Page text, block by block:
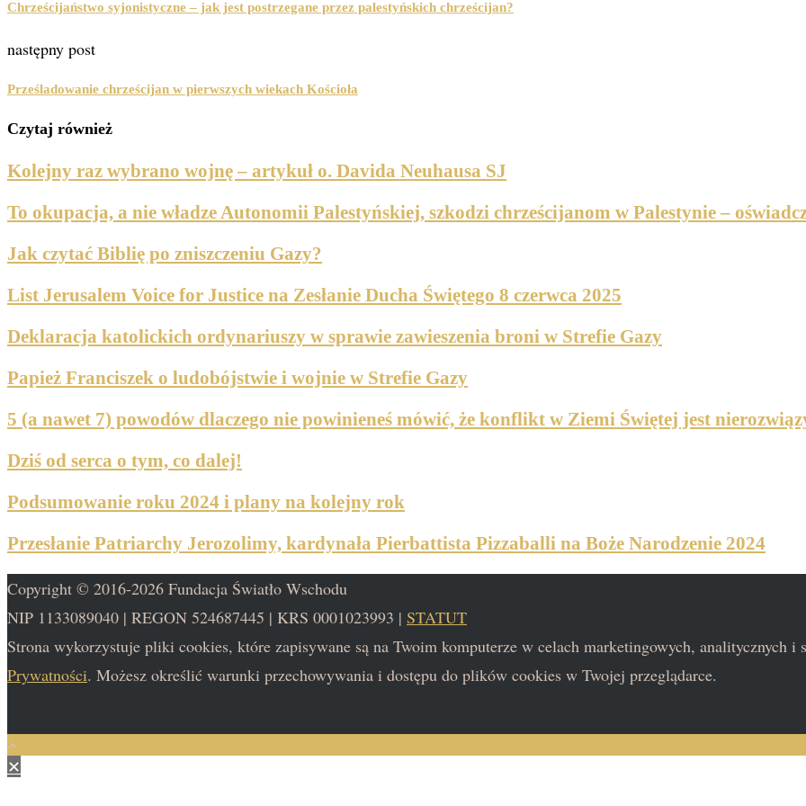
Chrześcijaństwo syjonistyczne – jak jest postrzegane przez palestyńskich chrześcijan?
następny post
Prześladowanie chrześcijan w pierwszych wiekach Kościoła
Czytaj również
Kolejny raz wybrano wojnę – artykuł o. Davida Neuhausa SJ
To okupacja, a nie władze Autonomii Palestyńskiej, szkodzi chrześcijanom w Palestynie –
Jak czytać Biblię po zniszczeniu Gazy?
List Jerusalem Voice for Justice na Zesłanie Ducha Świętego 8 czerwca 2025
Deklaracja katolickich ordynariuszy w sprawie zawieszenia broni w Strefie Gazy
Papież Franciszek o ludobójstwie i wojnie w Strefie Gazy
5 (a nawet 7) powodów dlaczego nie powinieneś mówić, że konflikt w Ziemi Świętej jest
Dziś od serca o tym, co dalej!
Podsumowanie roku 2024 i plany na kolejny rok
Przesłanie Patriarchy Jerozolimy, kardynała Pierbattista Pizzaballi na Boże Narodzenie 2024
Copyright © 2016-2026 Fundacja Światło Wschodu
NIP 1133089040 | REGON 524687445 | KRS 0001023993 | STATUT
Strona wykorzystuje pliki cookies, które zapisywane są na Twoim komputerze w celach marketingowych, analitycznych i
Prywatności. Możesz określić warunki przechowywania i dostępu do plików cookies w Twojej przeglądarce.
✕